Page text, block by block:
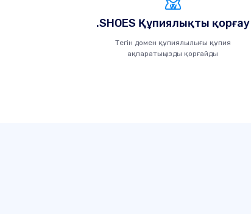
.SHOES Құпиялықты қорғау
Тегін домен құпиялылығы құпия
ақпаратыңызды қорғайды